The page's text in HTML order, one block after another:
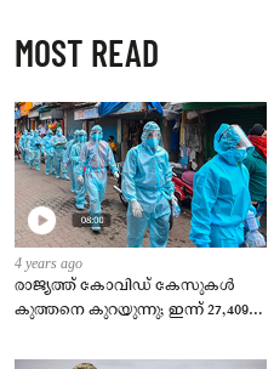
MOST READ
4 years ago
രാജ്യത്ത് കോവിഡ് കേസുകള്‍
കുത്തനെ കുറയുന്നു; ഇന്ന് 27,409